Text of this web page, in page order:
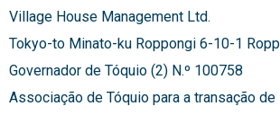
Village House Management Ltd.
Tokyo-to Minato-ku Roppongi 6-10-1
Governador de Tóquio (2) N.º 100758
Associação de Tóquio para a transação